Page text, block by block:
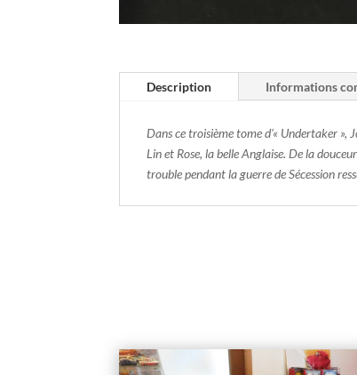
Description Informations
Dans ce troisième tome d'« Undertaker »,
Lin et Rose, la belle Anglaise. De la
trouble pendant la guerre de Sécession